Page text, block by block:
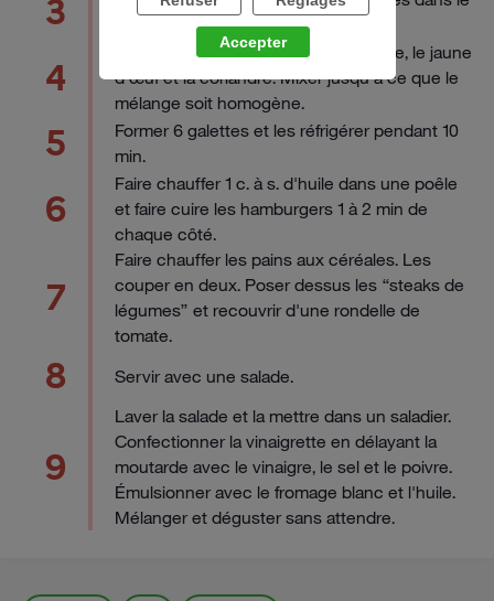
3
bol d'un robot culinaire et mixer.
4
Ajouter les légumes ramollis, le beurre, le jaune
d'œuf et la coriandre. Mixer jusqu'à ce que le
mélange soit homogène.
5
Former 6 galettes et les réfrigérer pendant 10
min.
6
Faire chauffer 1 c. à s. d'huile dans une poêle
et faire cuire les hamburgers 1 à 2 min de
chaque côté.
7
Faire chauffer les pains aux céréales. Les
couper en deux. Poser dessus les “steaks de
légumes” et recouvrir d'une rondelle de
tomate.
8 Servir avec une salade.
9
Laver la salade et la mettre dans un saladier.
Confectionner la vinaigrette en délayant la
moutarde avec le vinaigre, le sel et le poivre.
Émulsionner avec le fromage blanc et l'huile.
Mélanger et déguster sans attendre.
Accepter